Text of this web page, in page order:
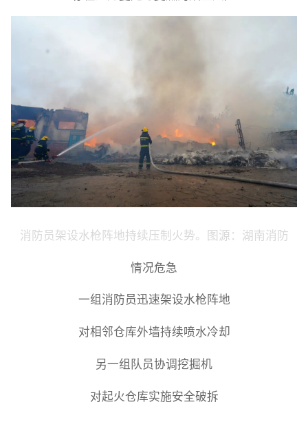
消防员架设水枪阵地持续压制火势。图源：湖南消防
情况危急
一组消防员迅速架设水枪阵地
对相邻仓库外墙持续喷水冷却
另一组队员协调挖掘机
对起火仓库实施安全破拆